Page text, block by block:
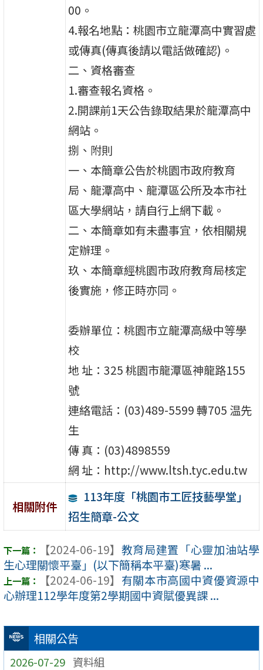
相關公告
2026-07-29 資料組
00。
4.報名地點：桃園市立龍潭高中實習處
或傳真(傳真後請以電話做確認)。
二、資格審查
1.審查報名資格。
2.開課前1天公告錄取結果於龍潭高中
網站。
捌、附則
一、本簡章公告於桃園市政府教育
局、龍潭高中、龍潭區公所及本市社
區大學網站，請自行上網下載。
二、本簡章如有未盡事宜，依相關規
定辦理。
玖、本簡章經桃園市政府教育局核定
後實施，修正時亦同。
委辦單位：桃園市立龍潭高級中等學
校
地 址：325 桃園市龍潭區神龍路155
號
連絡電話：(03)489-5599 轉705 温先
生
傳 真：(03)4898559
網 址：http://www.ltsh.tyc.edu.tw
相關附件
113年度「桃園市工匠技藝學堂」
招生簡章-公文
【2024-06-19】 教育局建置「心靈加油站學
生心理關懷平臺」(以下簡稱本平臺)寒暑 ...
【2024-06-19】 有關本市高國中資優資源中
心辦理112學年度第2學期國中資賦優異課 ...